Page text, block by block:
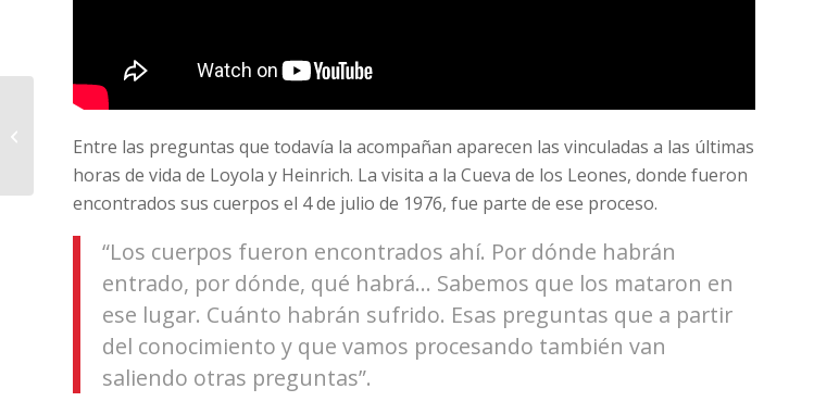
Entre las preguntas que todavía la acompañan aparecen las vinculadas a las últimas
horas de vida de Loyola y Heinrich. La visita a la Cueva de los Leones, donde fueron
encontrados sus cuerpos el 4 de julio de 1976, fue parte de ese proceso.
“Los cuerpos fueron encontrados ahí. Por dónde habrán
entrado, por dónde, qué habrá… Sabemos que los mataron en
ese lugar. Cuánto habrán sufrido. Esas preguntas que a partir
del conocimiento y que vamos procesando también van
saliendo otras preguntas”.
La campaña
que la dictadura buscó
extirpar al pero...